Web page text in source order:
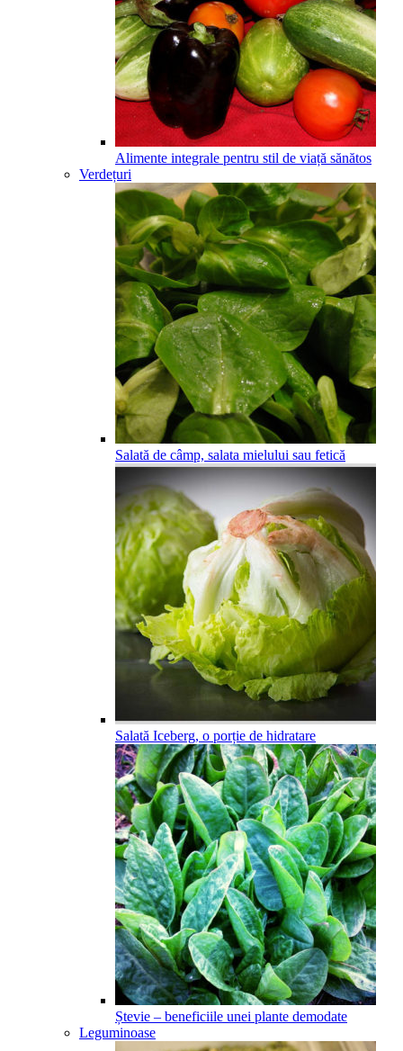
Alimente integrale pentru stil de viață sănătos
Verdețuri
Salată de câmp, salata mielului sau fetică
Salată Iceberg, o porție de hidratare
Ștevie – beneficiile unei plante demodate
Leguminoase